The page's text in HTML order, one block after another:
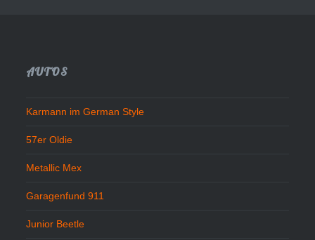
AUTOS
Karmann im German Style
57er Oldie
Metallic Mex
Garagenfund 911
Junior Beetle